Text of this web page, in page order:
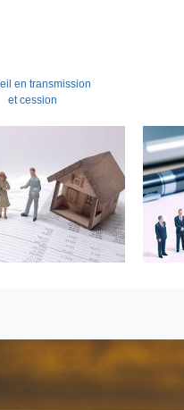
en transmission
et cession